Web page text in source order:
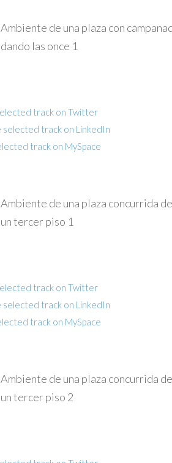
Ambiente de una plaza con
dando las once 1
Ambiente de una plaza concurrida
un tercer piso 1
Ambiente de una plaza concurrida
un tercer piso 2